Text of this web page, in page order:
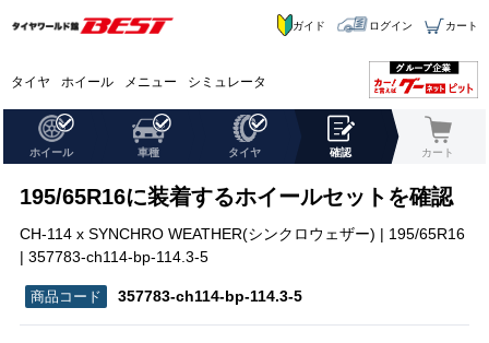
タイヤ ホイール メニュー シミュレータ
ガイド ログイン カート
ホイール 車種 タイヤ 確認 カート
195/65R16に装着するホイールセットを確認
CH-114 x SYNCHRO WEATHER(シンクロウェザー) | 195/65R16
| 357783-ch114-bp-114.3-5
357783-ch114-bp-114.3-5